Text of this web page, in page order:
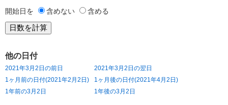
開始日を 含めない 含める
他の日付
2021年3月2日の前日
2021年3月2日の翌日
1ヶ月前の日付(2021年2月2日)
1ヶ月後の日付(2021年4月2日)
1年前の3月2日
1年後の3月2日